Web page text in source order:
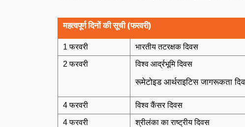
महत्वपूर्ण दिनों की सूची (फरवरी)
1 फरवरी भारतीय तटरक्षक दिवस
2 फरवरी विश्व आर्द्रभूमि दिवस
रूमेटोइड आर्थराइटिस जागरूकता
4 फरवरी विश्व कैंसर दिवस
4 फरवरी श्रीलंका का राष्ट्रीय दिवस